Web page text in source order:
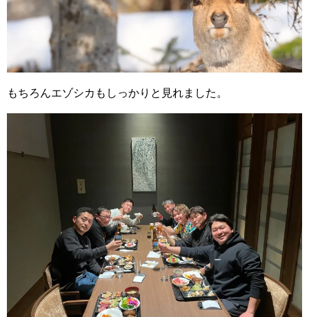
もちろんエゾシカもしっかりと見れました。